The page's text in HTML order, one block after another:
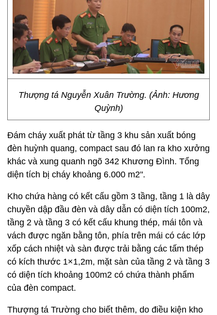
Thượng tá Nguyễn Xuân Trường. (Ảnh: Hương
Quỳnh)
Đám cháy xuất phát từ tầng 3 khu sản xuất bóng
đèn huỳnh quang, compact sau đó lan ra kho xưởng
khác và xung quanh ngõ 342 Khương Đình. Tổng
diện tích bị cháy khoảng 6.000 m2".
Kho chứa hàng có kết cấu gồm 3 tầng, tầng 1 là dây
chuyền dập đầu đèn và dây dẫn có diện tích 100m2,
tầng 2 và tầng 3 có kết cấu khung thép, mái tôn và
vách được ngăn bằng tôn, phía trên mái có các lớp
xốp cách nhiệt và sàn được trải bằng các tấm thép
có kích thước 1×1,2m, mặt sàn của tầng 2 và tầng 3
có diện tích khoảng 100m2 có chứa thành phẩm
của đèn compact.
Thượng tá Trường cho biết thêm, do điều kiện kho